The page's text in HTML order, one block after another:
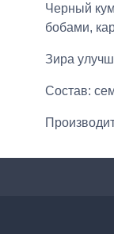
Черный
бобами,
Зира
Состав: